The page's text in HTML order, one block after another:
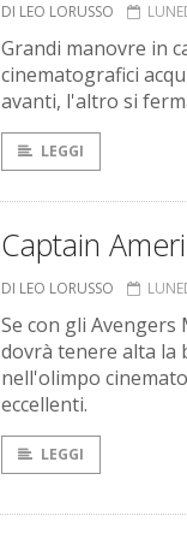
DI LEO LORUSSO
Grandi manovre in
cinematografici
avanti, l'altro si
LEGGI
Captain
DI LEO LORUSSO
Se con gli
dovrà tenere alta la
nell'olimpo
eccellenti.
LEGGI